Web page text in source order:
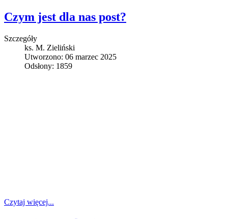
Czym jest dla nas post?
Szczegóły
ks. M. Zieliński
Utworzono: 06 marzec 2025
Odsłony: 1859
Czytaj więcej...